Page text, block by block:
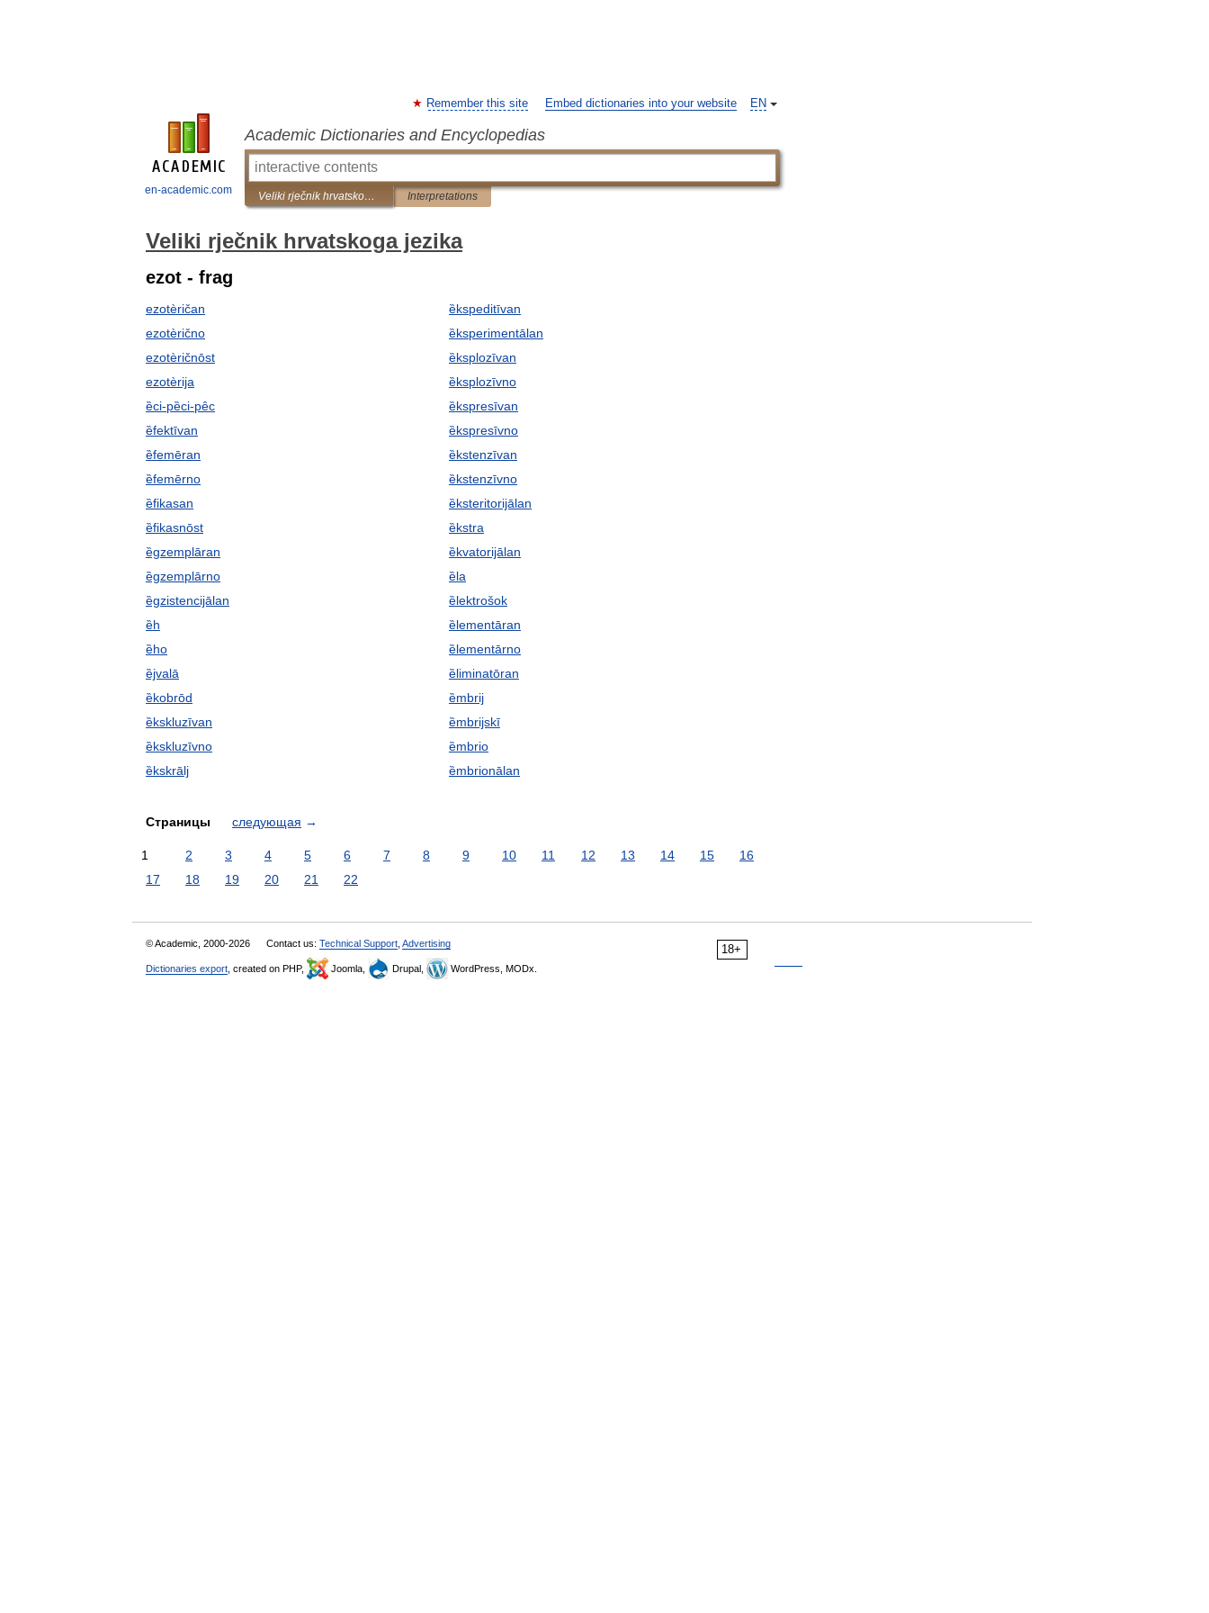
en-academic.com
EN
Remember this site Embed dictionaries into your website
Academic Dictionaries and Encyclopedias
Veliki rječnik hrvatskoga jezika Interpretations
Veliki rječnik hrvatskoga jezika
ezot - frag
ezotèričan
ezotèrično
ezotèričnōst
ezotèrija
ȅci-pȅci-pêc
ȅfektīvan
ȅfemēran
ȅfemērno
ȅfikasan
ȅfikasnōst
ȅgzemplāran
ȅgzemplārno
ȅgzistencijālan
ȅh
ȅho
ȅjvalā
ȅkobrōd
ȅkskluzīvan
ȅkskluzīvno
ȅkskrālj
ȅkspeditīvan
ȅksperimentālan
ȅksplozīvan
ȅksplozīvno
ȅkspresīvan
ȅkspresīvno
ȅkstenzīvan
ȅkstenzīvno
ȅksteritorijālan
ȅkstra
ȅkvatorijālan
ȅla
ȅlektrošok
ȅlementāran
ȅlementārno
ȅliminatōran
ȅmbrij
ȅmbrijskī
ȅmbrio
ȅmbrionālan
Страницы следующая →
1 2 3 4 5 6 7 8 9 10 11 12 13 14 15
16
17
18 19 20 21 22
18+
© Academic, 2000-2026 Contact us: Technical Support Advertising
Dictionaries export , created on PHP, Joomla, Drupal, WordPress, MODx.